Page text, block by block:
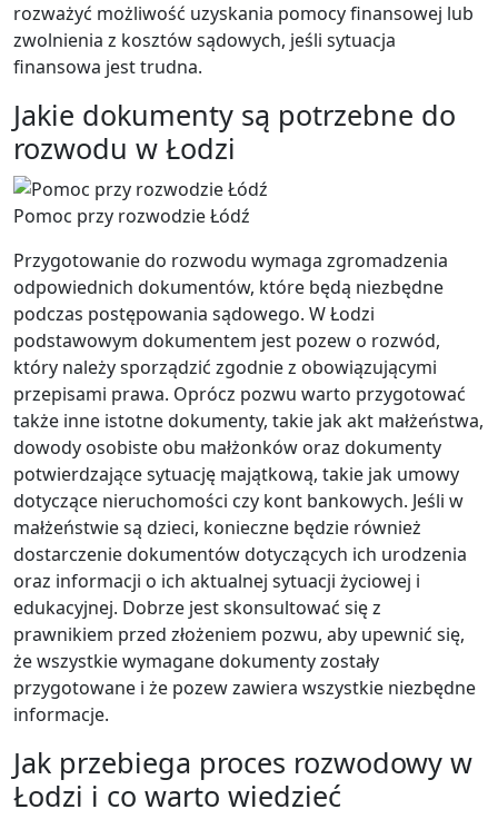
rozważyć możliwość uzyskania pomocy finansowej lub
zwolnienia z kosztów sądowych, jeśli sytuacja
finansowa jest trudna.
Jakie dokumenty są potrzebne do
rozwodu w Łodzi
Pomoc przy rozwodzie Łódź
Przygotowanie do rozwodu wymaga zgromadzenia
odpowiednich dokumentów, które będą niezbędne
podczas postępowania sądowego. W Łodzi
podstawowym dokumentem jest pozew o rozwód,
który należy sporządzić zgodnie z obowiązującymi
przepisami prawa. Oprócz pozwu warto przygotować
także inne istotne dokumenty, takie jak akt małżeństwa,
dowody osobiste obu małżonków oraz dokumenty
potwierdzające sytuację majątkową, takie jak umowy
dotyczące nieruchomości czy kont bankowych. Jeśli w
małżeństwie są dzieci, konieczne będzie również
dostarczenie dokumentów dotyczących ich urodzenia
oraz informacji o ich aktualnej sytuacji życiowej i
edukacyjnej. Dobrze jest skonsultować się z
prawnikiem przed złożeniem pozwu, aby upewnić się,
że wszystkie wymagane dokumenty zostały
przygotowane i że pozew zawiera wszystkie niezbędne
informacje.
Jak przebiega proces rozwodowy w
Łodzi i co warto wiedzieć